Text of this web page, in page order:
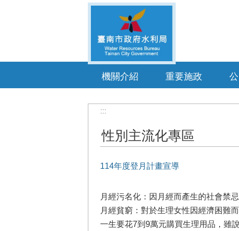
機關介紹 重要施政
:::
性別主流化專區
114年度登月計畫宣導
月經污名化：因月經而產生的社會禁
月經貧窮：對於生理女性因經濟困難
一生要花7到9萬元購買生理用品，雖